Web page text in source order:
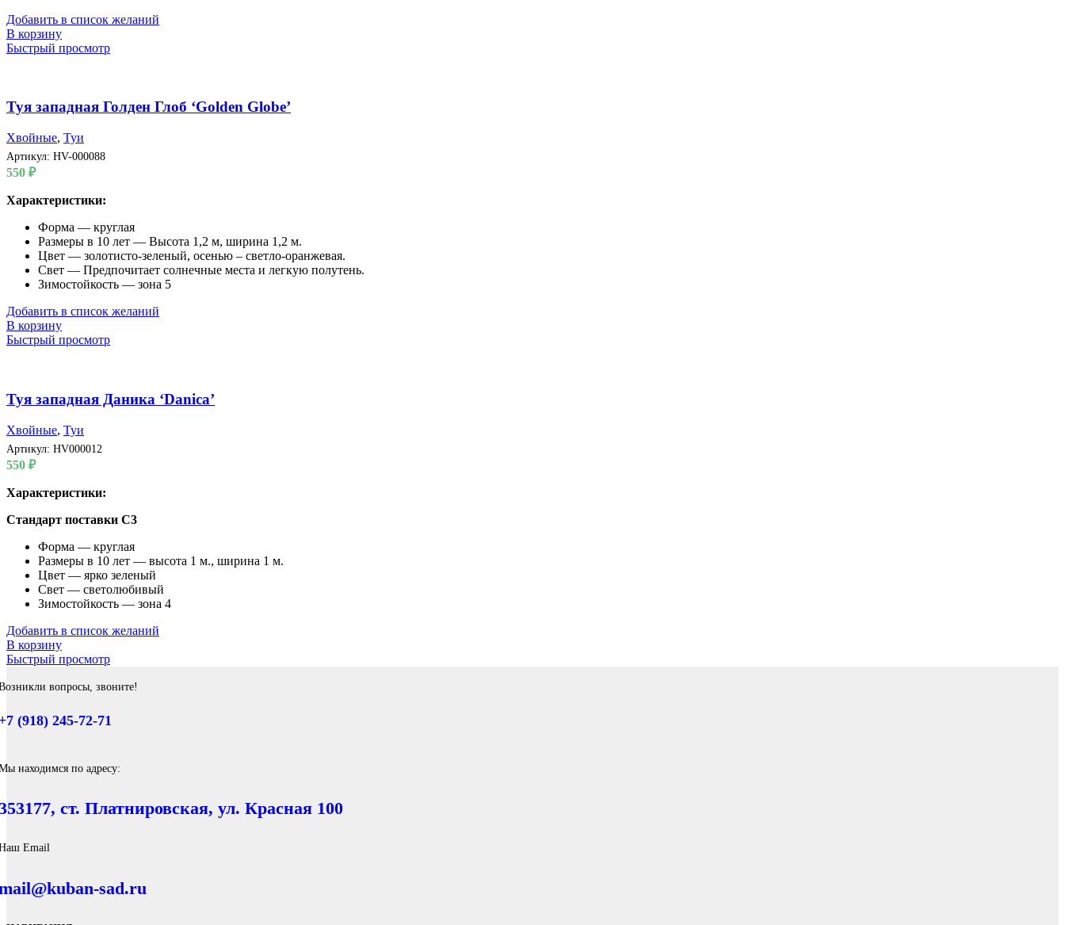
Добавить в список желаний
В корзину
Быстрый просмотр
Туя западная Голден Глоб ‘Golden Globe’
Хвойные, Туи
Артикул: HV-000088
550 ₽
Характеристики:
Форма — круглая
Размеры в 10 лет — Высота 1,2 м, ширина 1,2 м.
Цвет — золотисто-зеленый, осенью – светло-оранжевая.
Свет — Предпочитает солнечные места и легкую полутень.
Зимостойкость — зона 5
Добавить в список желаний
В корзину
Быстрый просмотр
Туя западная Даника ‘Danica’
Хвойные, Туи
Артикул: HV000012
550 ₽
Характеристики:
Стандарт поставки С3
Форма — круглая
Размеры в 10 лет — высота 1 м., ширина 1 м.
Цвет — ярко зеленый
Свет — светолюбивый
Зимостойкость — зона 4
Добавить в список желаний
В корзину
Быстрый просмотр
вопросы, звоните!
(918) 245-72-71
находимся по адресу:
ст. Платнировская, ул. Красная 100
Email
sad.ru